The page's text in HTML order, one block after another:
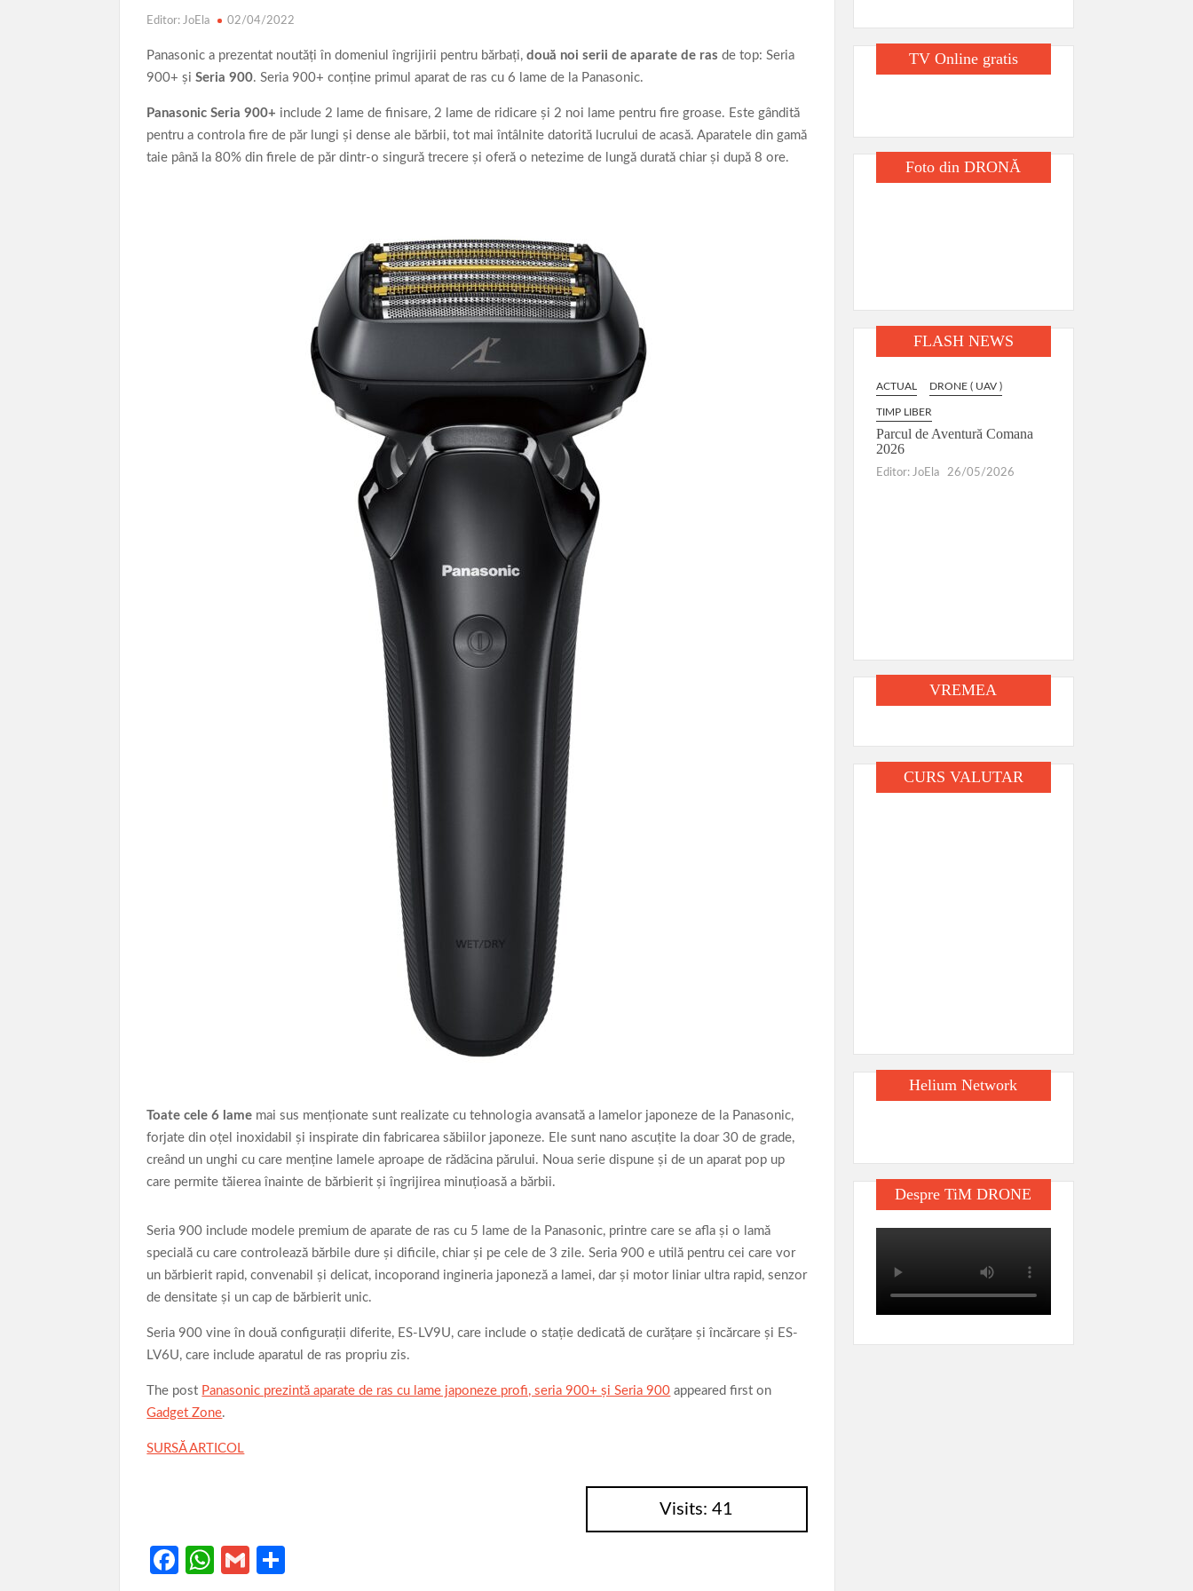
Editor: JoEla 02/04/2022
Panasonic a prezentat noutăţi în domeniul îngrijirii pentru bărbaţi,două noi serii de aparate de ras de top: Seria
900+ şiSeria 900. Seria 900+ conţine primul aparat de ras cu 6 lame de la Panasonic.
Panasonic Seria 900+ include 2 lame de finisare, 2 lame de ridicare şi 2 noi lame pentru fire groase. Este gândită
pentru a controla fire de păr lungi şi dense ale bărbii, tot mai întâlnite datorită lucrului de acasă. Aparatele din gamă
taie până la 80% din firele de păr dintr-o singură trecere şi oferă o netezime de lungă durată chiar şi după 8 ore.
Toate cele 6 lame mai sus menţionate sunt realizate cu tehnologia avansată a lamelor japoneze de la Panasonic,
forjate din oţel inoxidabil şi inspirate din fabricarea săbiilor japoneze. Ele sunt nano ascuţite la doar 30 de grade,
creând un unghi cu care menţine lamele aproape de rădăcina părului. Noua serie dispune şi de un aparat pop up
care permite tăierea înainte de bărbierit şi îngrijirea minuţioasă a bărbii.
Seria 900 include modele premium de aparate de ras cu 5 lame de la Panasonic, printre care se afla şi o lamă
specială cu care controlează bărbile dure şi dificile, chiar şi pe cele de 3 zile. Seria 900 e utilă pentru cei care vor
un bărbierit rapid, convenabil şi delicat, incoporand ingineria japoneză a lamei, dar şi motor liniar ultra rapid, senzor
de densitate şi un cap de bărbierit unic.
Seria 900 vine în două configuraţii diferite, ES-LV9U, care include o staţie dedicată de curăţare şi încărcare şi ES-
LV6U, care include aparatul de ras propriu zis.
The post Panasonic prezintă aparate de ras cu lame japoneze profi, seria 900+ şi Seria 900 appeared first on
Gadget Zone.
SURSĂ ARTICOL
Visits: 41
Fa
W
G
TV Online gratis
Foto din DRONĂ
FLASH NEWS
DRONE ( UAV )
Ruse de la înălțime: Orbită
360° în inima orașului! 🛸
Editor: JoEla 29/07/2026
ACTUAL DRONE ( UAV )
Două steaguri, un fluviu:
Istorie scrisă pe apă, pe cer și
pe ambele maluri ale Dunării
Giurgiu-Ruse, 27 iunie 2026:
Dunărea transformată într-o
scenă comună de festival
transfrontalier
Editor: JoEla 30/06/2026
ACTUAL DRONE ( UAV )
TIMP LIBER
Parcul de Aventură Comana
2026
Editor: JoEla 26/05/2026
VREMEA
CURS VALUTAR
Helium Network
Despre TiM DRONE